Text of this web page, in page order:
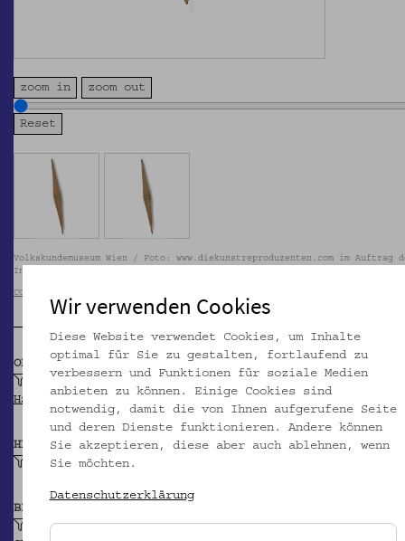
zoom in zoom out
Volkskundemuseum Wien / Foto: www.diekunstreproduzenten.com im Auftrag
Instituts für Sprachwissenschaft der Karl-Franzens-Universität Graz
CC BY-NC-SA
OBJEKTKLASSE
HSA-Thesaurus
HERSTELLER/IN
Unbekannt
BEITRAGENDE/R
Universitätsbibliothek Graz
Wir verwenden Cookies
Diese Website verwendet Cookies, um Inhalte
optimal für Sie zu gestalten, fortlaufend zu
verbessern und Funktionen für soziale Medien
anbieten zu können. Einige Cookies sind
notwendig, damit die von Ihnen aufgerufene Seite
und deren Dienste funktionieren. Andere können
Sie akzeptieren, diese aber auch ablehnen, wenn
Sie möchten.
Datenschutzerklärung